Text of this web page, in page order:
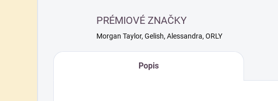
PRÉMIOVÉ ZNAČKY
Morgan Taylor, Gelish, Alessandra, ORLY
Popis